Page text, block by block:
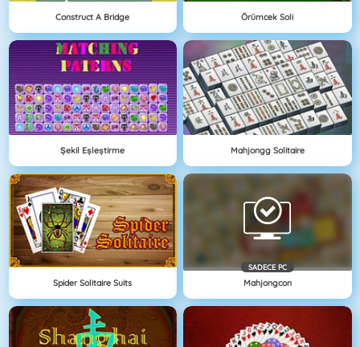
Construct A Bridge Örümcek Soli
Şekil Eşleştirme Mahjongg Solitaire
Spider Solitaire Suits
SADECE PC
Mahjongcon